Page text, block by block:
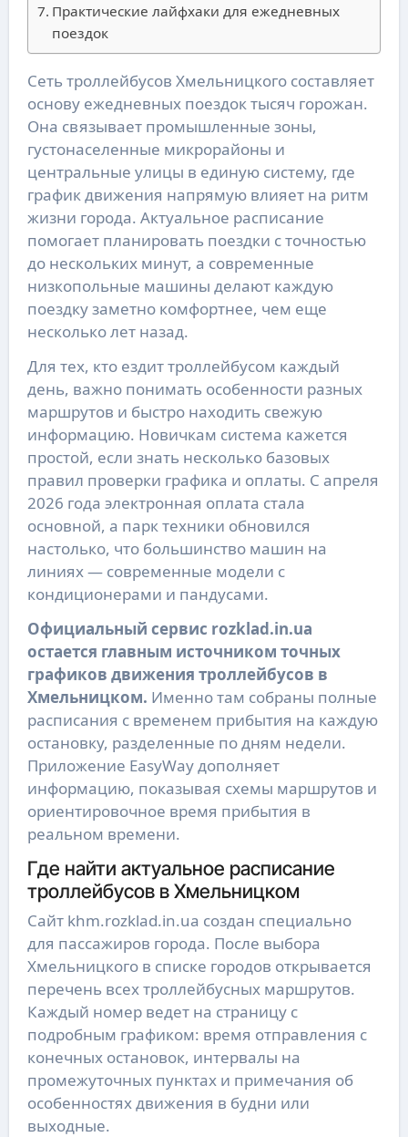
Практические лайфхаки для ежедневных
поездок
Сеть троллейбусов Хмельницкого составляет
основу ежедневных поездок тысяч горожан.
Она связывает промышленные зоны,
густонаселенные микрорайоны и
центральные улицы в единую систему, где
график движения напрямую влияет на ритм
жизни города. Актуальное расписание
помогает планировать поездки с точностью
до нескольких минут, а современные
низкопольные машины делают каждую
поездку заметно комфортнее, чем еще
несколько лет назад.
Для тех, кто ездит троллейбусом каждый
день, важно понимать особенности разных
маршрутов и быстро находить свежую
информацию. Новичкам система кажется
простой, если знать несколько базовых
правил проверки графика и оплаты. С апреля
2026 года электронная оплата стала
основной, а парк техники обновился
настолько, что большинство машин на
линиях — современные модели с
кондиционерами и пандусами.
Официальный сервис rozklad.in.ua
остается главным источником точных
графиков движения троллейбусов в
Хмельницком. Именно там собраны полные
расписания с временем прибытия на каждую
остановку, разделенные по дням недели.
Приложение EasyWay дополняет
информацию, показывая схемы маршрутов и
ориентировочное время прибытия в
реальном времени.
Где найти актуальное расписание
троллейбусов в Хмельницком
Сайт khm.rozklad.in.ua создан специально
для пассажиров города. После выбора
Хмельницкого в списке городов открывается
перечень всех троллейбусных маршрутов.
Каждый номер ведет на страницу с
подробным графиком: время отправления с
конечных остановок, интервалы на
промежуточных пунктах и примечания об
особенностях движения в будни или
выходные.